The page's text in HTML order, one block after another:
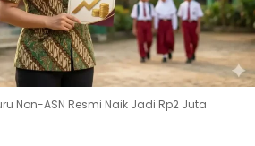
Non-ASN Resmi Naik Jadi Rp2 Juta